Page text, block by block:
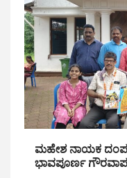
ಮಹೇಶ ನಾಯಕ
ಭಾವಪೂರ್ಣ